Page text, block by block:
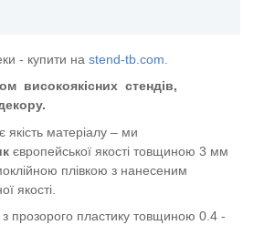
- купити на stend-tb.com.
високоякісних стендів,
матеріалу – ми
європейської якості товщиною 3 мм
плівкою з нанесеним
якості.
прозорого пластику товщиною 0.4 -